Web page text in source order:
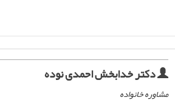
دکتر خدابخش احمدی نوده
مشاوره خانواده